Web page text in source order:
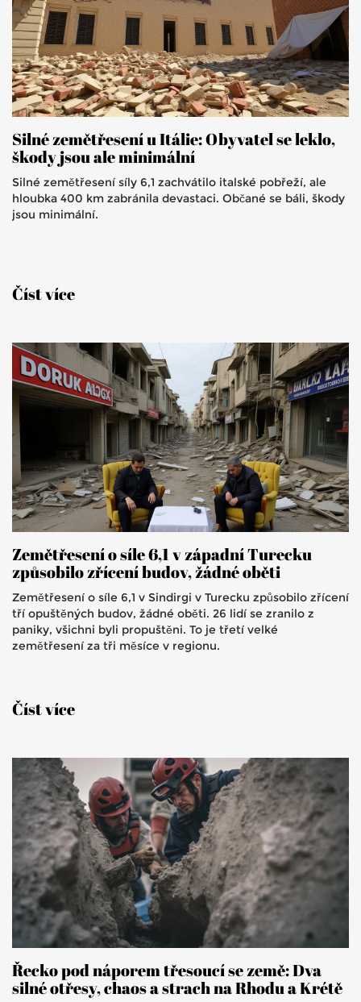
Silné zemětřesení u Itálie: Obyvatel se leklo,
škody jsou ale minimální
Silné zemětřesení síly 6,1 zachvátilo italské pobřeží, ale
hloubka 400 km zabránila devastaci. Občané se báli, škody
jsou minimální.
Číst více
Zemětřesení o síle 6,1 v západní Turecku
způsobilo zřícení budov, žádné oběti
Zemětřesení o síle 6,1 v Sindirgi v Turecku způsobilo zřícení
tří opuštěných budov, žádné oběti. 26 lidí se zranilo z
paniky, všichni byli propuštěni. To je třetí velké
zemětřesení za tři měsíce v regionu.
Číst více
Řecko pod náporem třesoucí se země: Dva
silné otřesy, chaos a strach na Rhodu a Krétě